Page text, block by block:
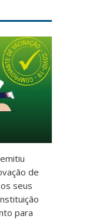
de
seus
para